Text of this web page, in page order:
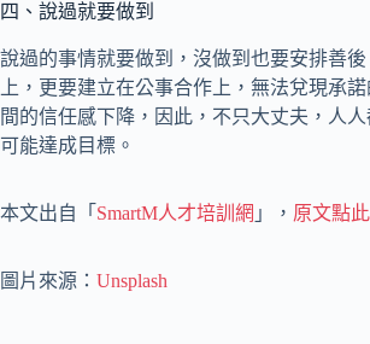
四、說過就要做到
說過的事情就要做到，沒做到也要安排善
上，更要建立在公事合作上，無法兌現承
間的信任感下降，因此，不只大丈夫，人
可能達成目標。
本文出自「 SmartM人才培訓網 」， 原文點此
圖片來源： Unsplash